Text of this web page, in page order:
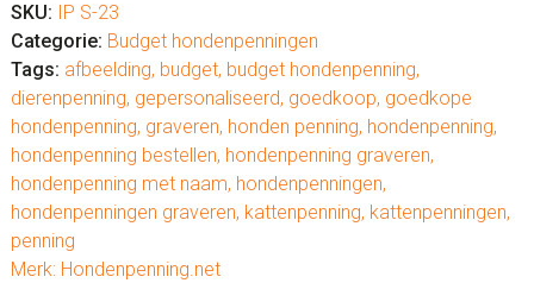
SKU: IP S-23
Categorie: Budget hondenpenningen
Tags: afbeelding, budget, budget hondenpenning,
dierenpenning, gepersonaliseerd, goedkoop, goedkope
hondenpenning, graveren, honden penning, hondenpenning,
hondenpenning bestellen, hondenpenning graveren,
hondenpenning met naam, hondenpenningen,
hondenpenningen graveren, kattenpenning, kattenpenningen,
penning
Merk: Hondenpenning.net